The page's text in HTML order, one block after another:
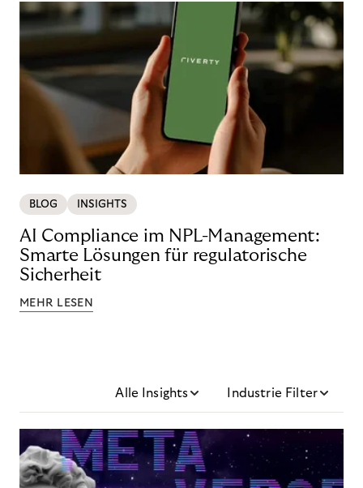
BLOG INSIGHTS
AI Compliance im NPL-Management:
Smarte Lösungen für regulatorische
Sicherheit
MEHR LESEN
Alle Insights Industrie Filter